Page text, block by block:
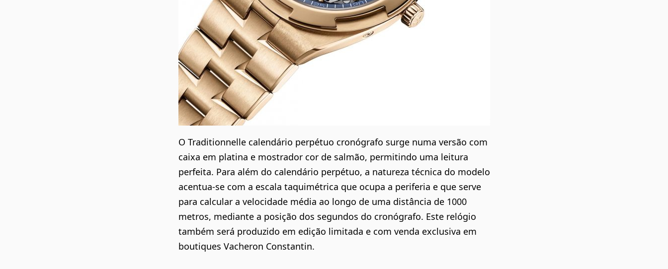
O Traditionnelle calendário perpétuo cronógrafo surge numa versão com
caixa em platina e mostrador cor de salmão, permitindo uma leitura
perfeita. Para além do calendário perpétuo, a natureza técnica do modelo
acentua-se com a escala taquimétrica que ocupa a periferia e que serve
para calcular a velocidade média ao longo de uma distância de 1000
metros, mediante a posição dos segundos do cronógrafo. Este relógio
também será produzido em edição limitada e com venda exclusiva em
boutiques Vacheron Constantin.